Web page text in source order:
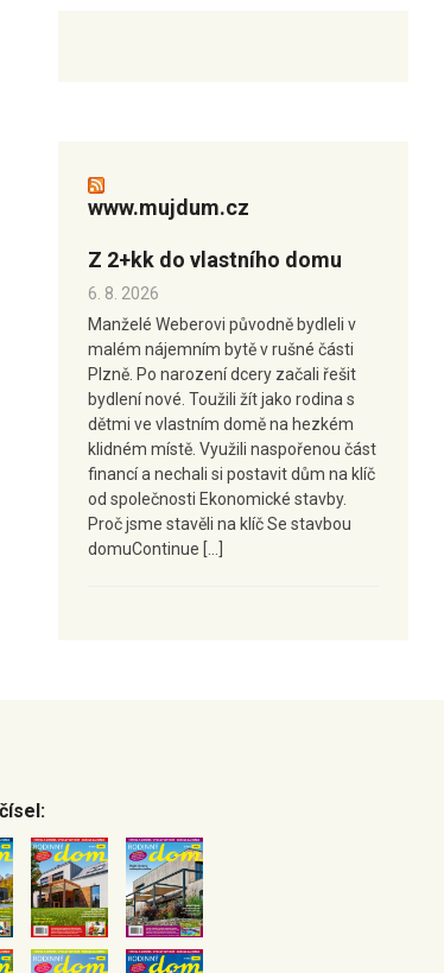
www.mujdum.cz
Z 2+kk do vlastního domu
6. 8. 2026
Manželé Weberovi původně bydleli v
malém nájemním bytě v rušné části
Plzně. Po narození dcery začali řešit
bydlení nové. Toužili žít jako rodina s
dětmi ve vlastním domě na hezkém
klidném místě. Využili naspořenou část
financí a nechali si postavit dům na klíč
od společnosti Ekonomické stavby.
Proč jsme stavěli na klíč Se stavbou
domuContinue […]